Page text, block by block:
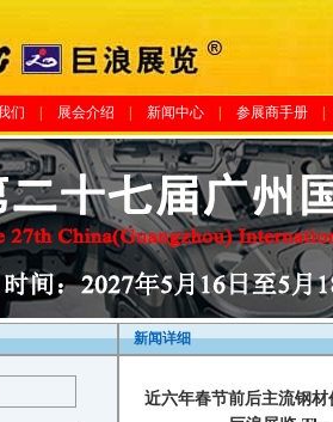
们 展会介绍 新闻中心 参展商手册|
新闻详细
近六年春节前后主流钢